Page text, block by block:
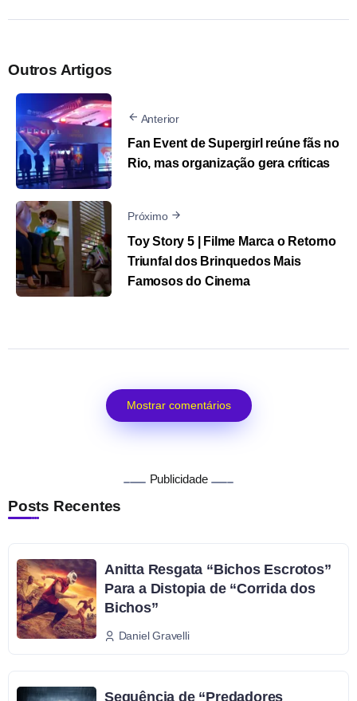
Outros Artigos
Anterior
Fan Event de Supergirl reúne fãs no
Rio, mas organização gera críticas
Próximo
Toy Story 5 | Filme Marca o Retorno
Triunfal dos Brinquedos Mais
Famosos do Cinema
Mostrar comentários
Publicidade
Posts Recentes
Anitta Resgata “Bichos Escrotos”
Para a Distopia de “Corrida dos
Bichos”
Daniel Gravelli
Sequência de “Predadores